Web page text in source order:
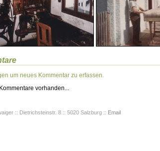
um neues Kommentar zu erfassen.
vorhanden...
:: Dietrichsteinstr. 8 :: 5020 Salzburg :: Email